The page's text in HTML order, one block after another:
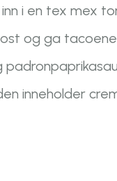
inn i en tex mex
og ga
inneholder